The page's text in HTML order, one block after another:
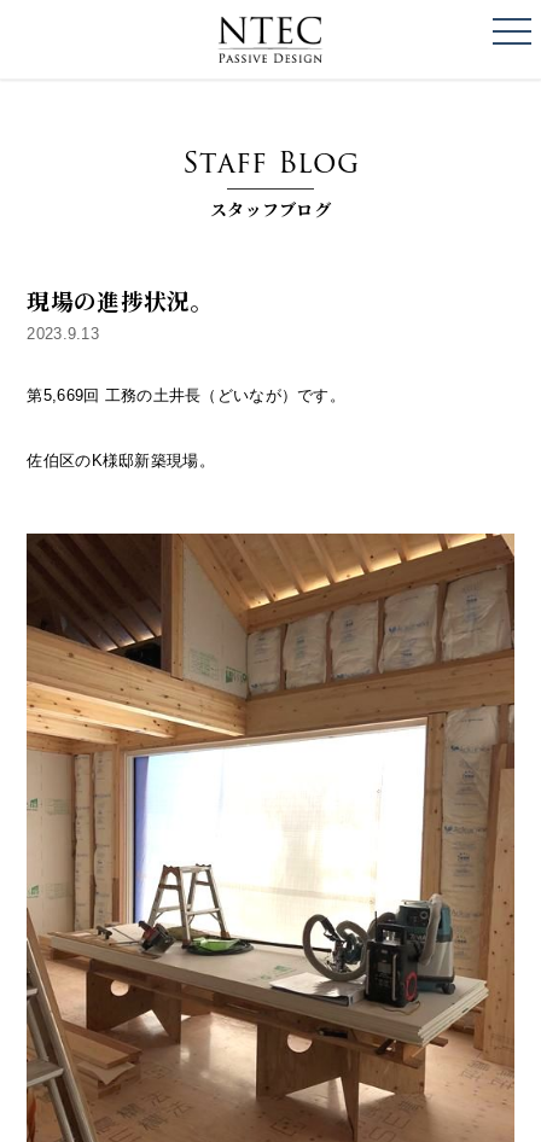
Staff Blog
スタッフブログ
現場の進捗状況。
2023.9.13
第5,669回 工務の土井長（どいなが）です。
佐伯区のK様邸新築現場。